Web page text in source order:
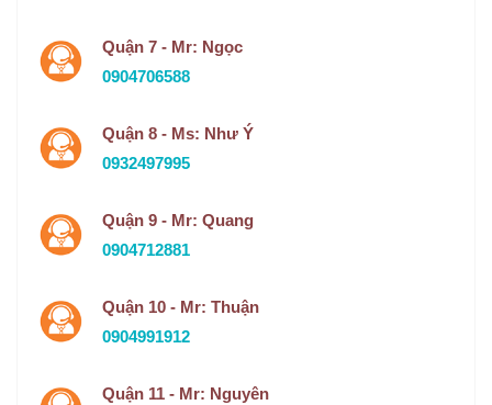
Quận 7 - Mr: Ngọc
0904706588
Quận 8 - Ms: Như Ý
0932497995
Quận 9 - Mr: Quang
0904712881
Quận 10 - Mr: Thuận
0904991912
Quận 11 - Mr: Nguyên